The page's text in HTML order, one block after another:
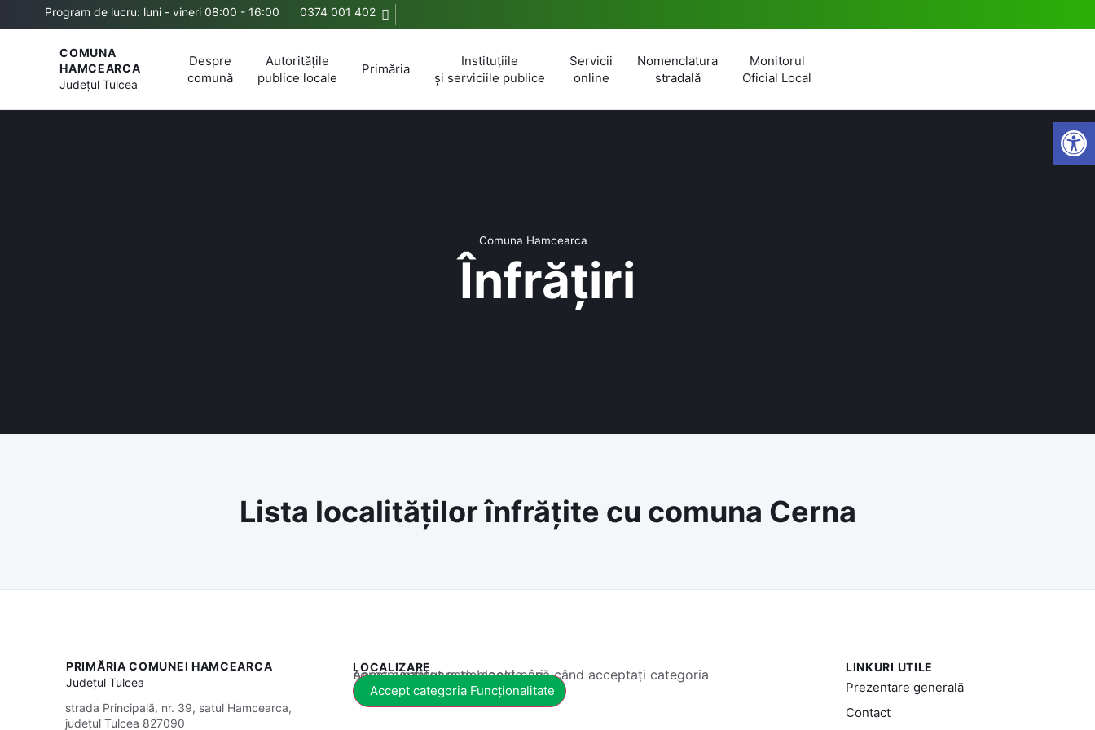
Program de lucru: luni - vineri 08:00 - 16:00 0374 001 402
COMUNA
HAMCEARCA
JudețulTulcea
Despre
comună
Autoritățile
publice locale
Primăria
Instituțiile
și serviciile publice
Servicii
online
Nomenclatura
stradală
Monitorul
Oficial Local
Comuna Hamcearca
Înfrățiri
Lista localităților înfrățite cu comuna Cerna
PRIMĂRIA COMUNEI HAMCEARCA
JudețulTulcea
strada Principală, nr. 39, satul Hamcearca,
județul Tulcea 827090
LOCALIZARE
Acest conținut este blocat până când acceptați categoria corespunzătoare de cookie-uri.
Accept categoria Funcționalitate
LINKURI UTILE
Prezentare generală
Contact